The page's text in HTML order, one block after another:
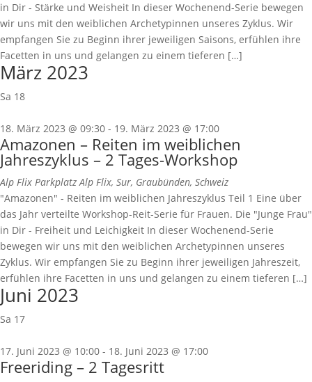
in Dir - Stärke und Weisheit In dieser Wochenend-Serie bewegen
wir uns mit den weiblichen Archetypinnen unseres Zyklus. Wir
empfangen Sie zu Beginn ihrer jeweiligen Saisons, erfühlen ihre
Facetten in uns und gelangen zu einem tieferen […]
März 2023
Sa 18
18. März 2023 @ 09:30 - 19. März 2023 @ 17:00
Amazonen – Reiten im weiblichen
Jahreszyklus – 2 Tages-Workshop
Alp Flix Parkplatz Alp Flix, Sur, Graubünden, Schweiz
"Amazonen" - Reiten im weiblichen Jahreszyklus Teil 1 Eine über
das Jahr verteilte Workshop-Reit-Serie für Frauen. Die "Junge Frau"
in Dir - Freiheit und Leichigkeit In dieser Wochenend-Serie
bewegen wir uns mit den weiblichen Archetypinnen unseres
Zyklus. Wir empfangen Sie zu Beginn ihrer jeweiligen Jahreszeit,
erfühlen ihre Facetten in uns und gelangen zu einem tieferen […]
Juni 2023
Sa 17
17. Juni 2023 @ 10:00 - 18. Juni 2023 @ 17:00
Freeriding – 2 Tagesritt